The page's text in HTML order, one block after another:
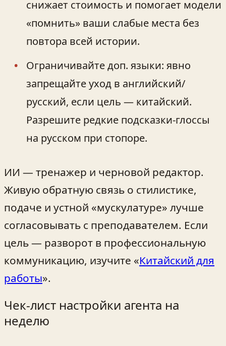
снижает стоимость и помогает модели
«помнить» ваши слабые места без
повтора всей истории.
Ограничивайте доп. языки: явно
запрещайте уход в английский/
русский, если цель — китайский.
Разрешите редкие подсказки‑глоссы
на русском при стопоре.
ИИ — тренажер и черновой редактор.
Живую обратную связь о стилистике,
подаче и устной «мускулатуре» лучше
согласовывать с преподавателем. Если
цель — разворот в профессиональную
коммуникацию, изучите «Китайский для
работы».
Чек‑лист настройки агента на
неделю